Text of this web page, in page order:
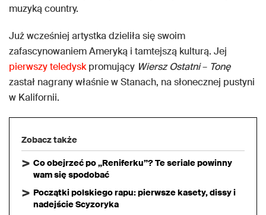
muzyką country.
Już wcześniej artystka dzieliła się swoim
zafascynowaniem Ameryką i tamtejszą kulturą. Jej
pierwszy teledyskpromujący Wiersz Ostatni– Tonę
zastał nagrany właśnie w Stanach, na słonecznej pustyni
w Kalifornii.
Zobacz także
Co obejrzeć po „Reniferku”? Te seriale powinny
wam się spodobać
Początki polskiego rapu: pierwsze kasety, dissy i
nadejście Scyzoryka